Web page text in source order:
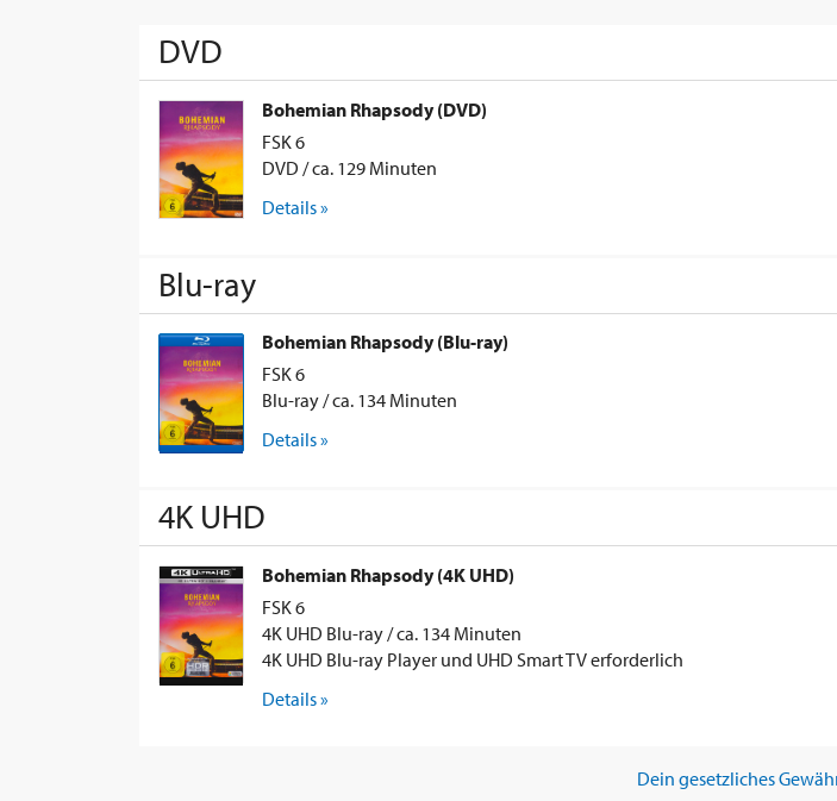
DVD
Bohemian Rhapsody (DVD)
FSK 6
DVD / ca. 129 Minuten
Details »
Blu-ray
Bohemian Rhapsody (Blu-ray)
FSK 6
Blu-ray / ca. 134 Minuten
Details »
4K UHD
Bohemian Rhapsody (4K UHD)
FSK 6
4K UHD Blu-ray / ca. 134 Minuten
4K UHD Blu-ray Player und UHD Smart TV erforderlich
Details »
Dein gesetzliches